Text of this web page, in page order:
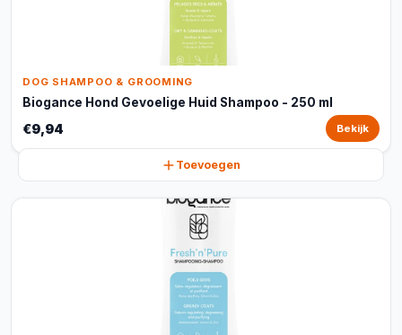
DOG SHAMPOO & GROOMING
Biogance Hond Gevoelige Huid Shampoo - 250 ml
€9,94 Bekijk
Toevoegen